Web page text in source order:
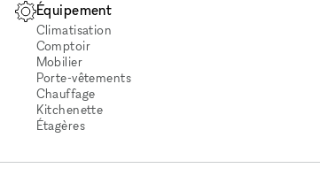
Équipement
Climatisation
Comptoir
Mobilier
Porte-vêtements
Chauffage
Kitchenette
Étagères